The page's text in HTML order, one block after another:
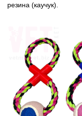
резина (каучук).